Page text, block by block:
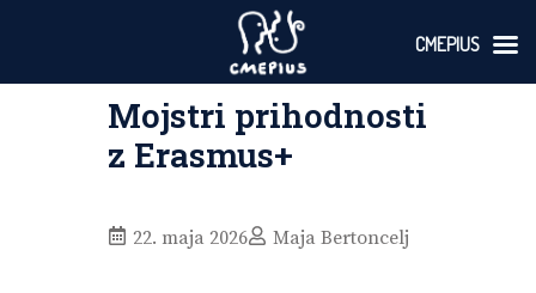
Mojstri prihodnosti
z Erasmus+
22. maja 2026 Maja Bertoncelj
CMEPIUS